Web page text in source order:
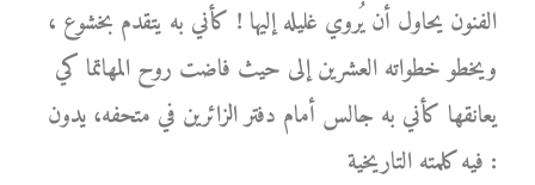
الفنون يحاول أن يُروي غليله إليها ! كأني به يتقدم بخشوع ،
ويخطو خطواته العشرين إلى حيث فاضت روح المهاتما كي
يعانقها كأني به جالس أمام دفتر الزائرين في متحفه، يدون
فيه كلمته التاريخية :